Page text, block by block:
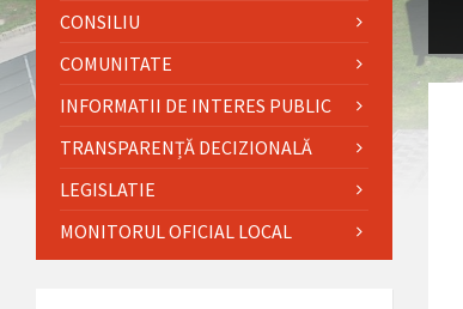
CONSILIU
COMUNITATE
INFORMATII DE INTERES PUBLIC
TRANSPARENȚĂ DECIZIONALĂ
LEGISLATIE
MONITORUL OFICIAL LOCAL